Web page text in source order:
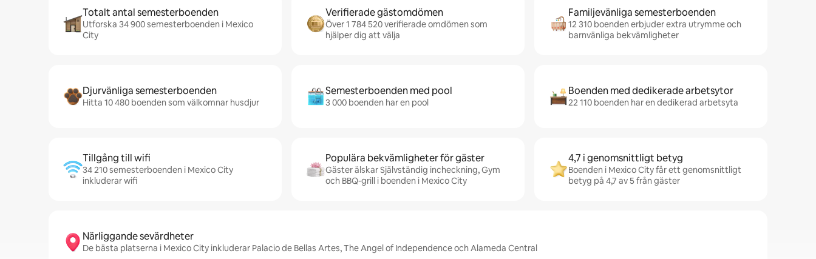
Totalt antal semesterboenden
Utforska 34 900 semesterboenden i Mexico
City
Verifierade gästomdömen
Över 1 784 520 verifierade omdömen som
hjälper dig att välja
Familjevänliga semesterboenden
12 310 boenden erbjuder extra utrymme och
barnvänliga bekvämligheter
Djurvänliga semesterboenden
Hitta 10 480 boenden som välkomnar husdjur
Semesterboenden med pool
3 000 boenden har en pool
Boenden med dedikerade arbetsytor
22 110 boenden har en dedikerad arbetsyta
Tillgång till wifi
34 210 semesterboenden i Mexico City
inkluderar wifi
Populära bekvämligheter för gäster
Gäster älskar Självständig incheckning, Gym
och BBQ-grill i boenden i Mexico City
4,7 i genomsnittligt betyg
Boenden i Mexico City får ett genomsnittligt
betyg på 4,7 av 5 från gäster
Närliggande sevärdheter
De bästa platserna i Mexico City inkluderar Palacio de Bellas Artes, The Angel of Independence och Alameda Central